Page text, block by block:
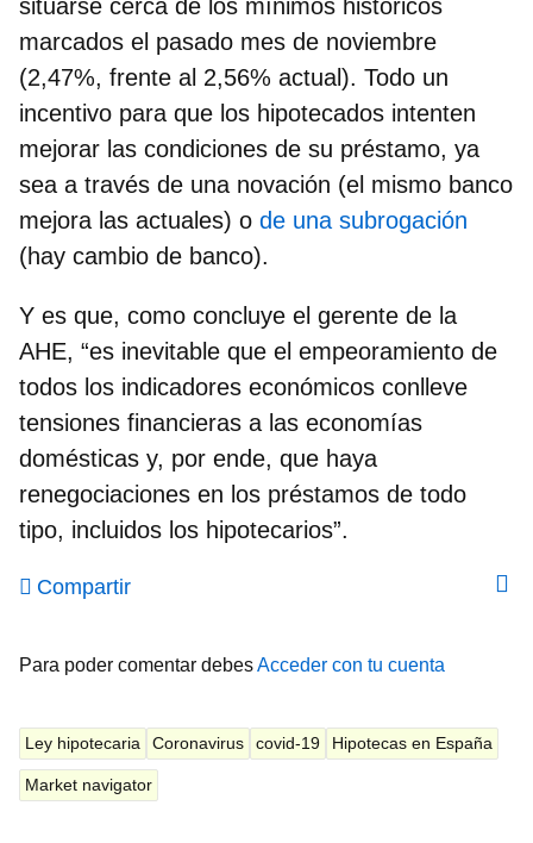
situarse cerca de los mínimos históricos
marcados el pasado mes de noviembre
(2,47%, frente al 2,56% actual). Todo un
incentivo para que los hipotecados intenten
mejorar las condiciones de su préstamo, ya
sea a través de una novación (el mismo banco
mejora las actuales) o de una subrogación
(hay cambio de banco).
Y es que, como concluye el gerente de la
AHE, “es inevitable que el empeoramiento de
todos los indicadores económicos conlleve
tensiones financieras a las economías
domésticas y, por ende, que haya
renegociaciones en los préstamos de todo
tipo, incluidos los hipotecarios”.
Compartir
Para poder comentar debesAcceder con tu cuenta
Ley hipotecaria Coronavirus covid-19 Hipotecas en España
Market navigator